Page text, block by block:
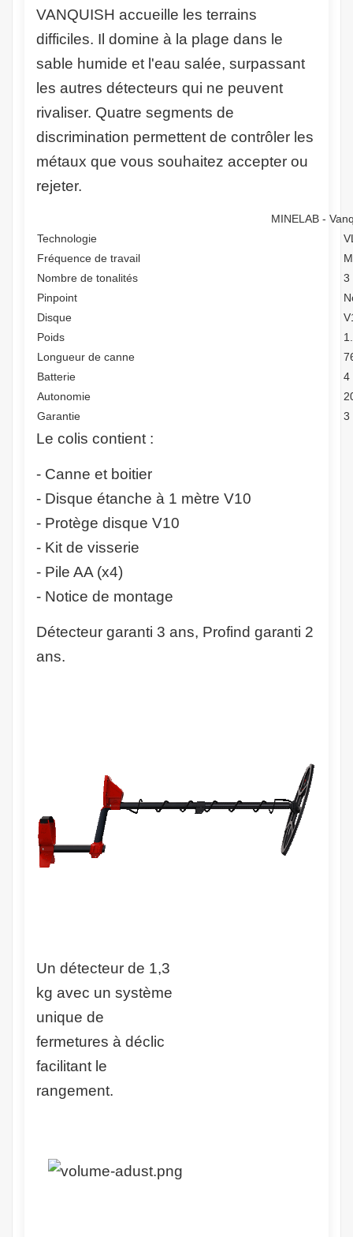
VANQUISH accueille les terrains
difficiles. Il domine à la plage dans le
sable humide et l'eau salée, surpassant
les autres détecteurs qui ne peuvent
rivaliser. Quatre segments de
discrimination permettent de contrôler les
métaux que vous souhaitez accepter ou
rejeter.
MINELAB -
Technologie
Fréquence de travail
Nombre de tonalités
3
Pinpoint
Disque
Poids
Longueur de canne
Batterie
4
Autonomie
Garantie
3
Le colis contient :
- Canne et boitier
- Disque étanche à 1 mètre V10
- Protège disque V10
- Kit de visserie
- Pile AA (x4)
- Notice de montage
Détecteur garanti 3 ans, Profind garanti 2
ans.
Un détecteur de 1,3
kg avec un système
unique de
fermetures à déclic
facilitant le
rangement.